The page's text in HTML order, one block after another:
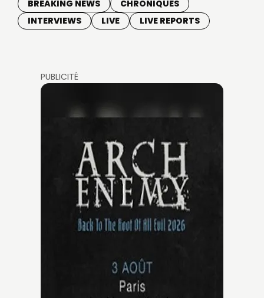
BREAKING NEWS
CHRONIQUES
INTERVIEWS
LIVE LIVE REPORTS
PUBLICITÉ